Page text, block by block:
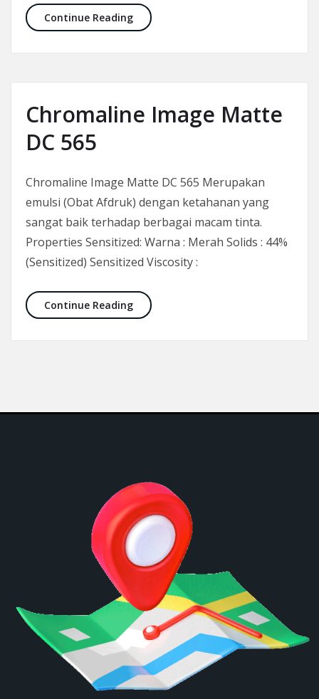
Continue ReadingChromaline Magna Cure UDC – HV
Chromaline Image Matte
DC 565
Chromaline Image Matte DC 565 Merupakan
emulsi (Obat Afdruk) dengan ketahanan yang
sangat baik terhadap berbagai macam tinta.
Properties Sensitized: Warna : Merah Solids : 44%
(Sensitized) Sensitized Viscosity :
Continue ReadingChromaline Image Matte DC 565